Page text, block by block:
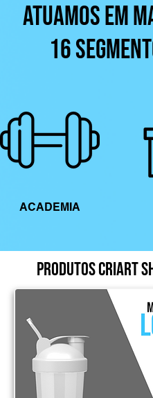
ATUAMOS EM
16
ACADEMIA
PRODUTOS CRIART